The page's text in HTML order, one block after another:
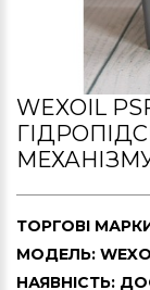
WEXOIL
ТОРГОВІ
МОДЕЛЬ:
НАЯВНІСТЬ: